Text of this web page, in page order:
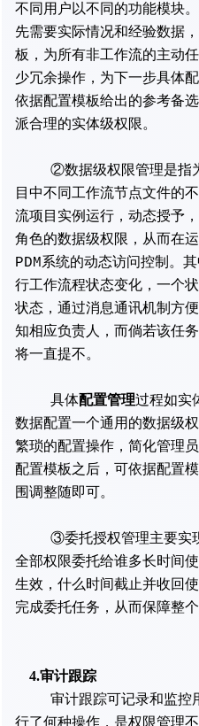
不同用户以不同的功能模块
先需要实际情况和经验数据
板，为所有非工作流的主动
少冗余操作，为下一步具体
依据配置模板给出的参考备
派合理的实体级权限。
②数据级权限管理是指为
目中不同工作流节点文件的
流项目实例运行，动态授予
角色的数据级权限，从而在
PDM系统的动态访问控制。
行工作流程状态变化，一个
状态，通过消息通讯机制方
知相应负责人，而倘若该任
将一直提不。
具体配置管理过程如实
数据配置一个通用的数据级
繁琐的配置操作，简化管理
配置模板之后，可依据配置
围调整随即可。
③委托授权管理主要实现
全部权限委托给谁多长时间
生效，什么时间截止并收回
完成委托任务，从而保障整
4.审计跟踪
审计跟踪可记录和监控用